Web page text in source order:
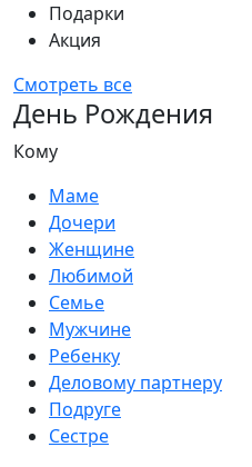
Подарки
Акция
Смотреть все
День Рождения
Кому
Маме
Дочери
Женщине
Любимой
Семье
Мужчине
Ребенку
Деловому партнеру
Подруге
Сестре